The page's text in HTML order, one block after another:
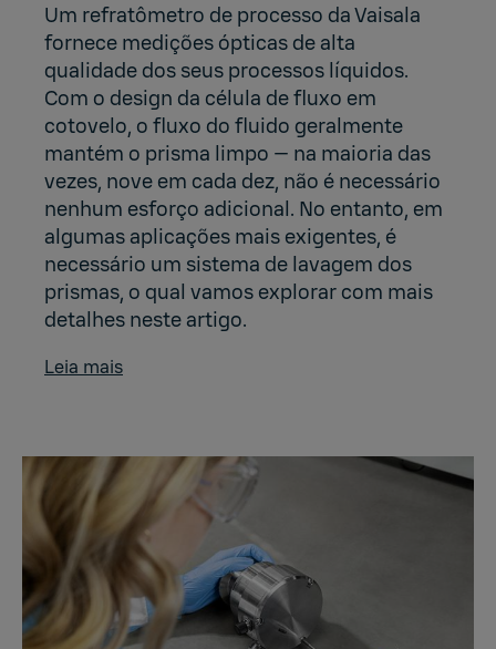
Um refratômetro de processo da Vaisala
fornece medições ópticas de alta
qualidade dos seus processos líquidos.
Com o design da célula de fluxo em
cotovelo, o fluxo do fluido geralmente
mantém o prisma limpo — na maioria das
vezes, nove em cada dez, não é necessário
nenhum esforço adicional. No entanto, em
algumas aplicações mais exigentes, é
necessário um sistema de lavagem dos
prismas, o qual vamos explorar com mais
detalhes neste artigo.
Leia mais